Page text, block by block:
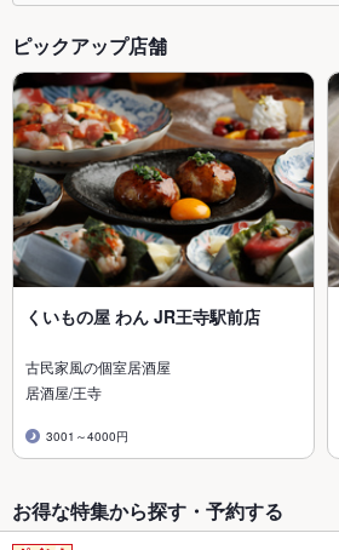
ピックアップ店舗
くいもの屋 わん JR王寺駅前店
古民家風の個室居酒屋
居酒屋/王寺
3001～4000円
お得な特集から探す・予約する